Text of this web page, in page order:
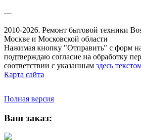
---
2010-2026. Ремонт бытовой техники
Москве и Московской области
Нажимая кнопку "Отправить" c форм
подтверждаю согласие на обработку
соответствии с указанным здесь
Карта сайта
Полная версия
Ваш заказ: